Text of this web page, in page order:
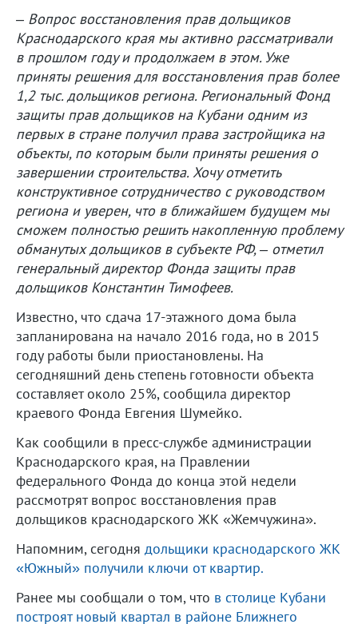
– Вопрос восстановления прав дольщиков
Краснодарского края мы активно рассматривали
в прошлом году и продолжаем в этом. Уже
приняты решения для восстановления прав более
1,2 тыс. дольщиков региона. Региональный Фонд
защиты прав дольщиков на Кубани одним из
первых в стране получил права застройщика на
объекты, по которым были приняты решения о
завершении строительства. Хочу отметить
конструктивное сотрудничество с руководством
региона и уверен, что в ближайшем будущем мы
сможем полностью решить накопленную проблему
обманутых дольщиков в субъекте РФ, – отметил
генеральный директор Фонда защиты прав
дольщиков Константин Тимофеев.
Известно, что сдача 17-этажного дома была
запланирована на начало 2016 года, но в 2015
году работы были приостановлены. На
сегодняшний день степень готовности объекта
составляет около 25%, сообщила директор
краевого Фонда Евгения Шумейко.
Как сообщили в пресс-службе администрации
Краснодарского края, на Правлении
федерального Фонда до конца этой недели
рассмотрят вопрос восстановления прав
дольщиков краснодарского ЖК «Жемчужина».
Напомним, сегодня дольщики краснодарского ЖК
«Южный» получили ключи от квартир.
Ранее мы сообщали о том, что в столице Кубани
построят новый квартал в районе Ближнего